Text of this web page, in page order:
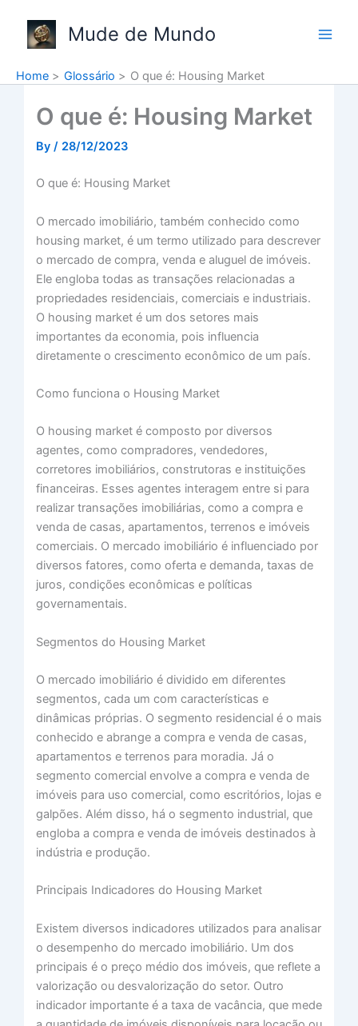
content
Mude de Mundo
Home Glossário O que é: Housing Market
O que é: Housing Market
By / 28/12/2023
O que é: Housing Market
O mercado imobiliário, também conhecido como
housing market, é um termo utilizado para descrever
o mercado de compra, venda e aluguel de imóveis.
Ele engloba todas as transações relacionadas a
propriedades residenciais, comerciais e industriais.
O housing market é um dos setores mais
importantes da economia, pois influencia
diretamente o crescimento econômico de um país.
Como funciona o Housing Market
O housing market é composto por diversos
agentes, como compradores, vendedores,
corretores imobiliários, construtoras e instituições
financeiras. Esses agentes interagem entre si para
realizar transações imobiliárias, como a compra e
venda de casas, apartamentos, terrenos e imóveis
comerciais. O mercado imobiliário é influenciado por
diversos fatores, como oferta e demanda, taxas de
juros, condições econômicas e políticas
governamentais.
Segmentos do Housing Market
O mercado imobiliário é dividido em diferentes
segmentos, cada um com características e
dinâmicas próprias. O segmento residencial é o mais
conhecido e abrange a compra e venda de casas,
apartamentos e terrenos para moradia. Já o
segmento comercial envolve a compra e venda de
imóveis para uso comercial, como escritórios, lojas e
galpões. Além disso, há o segmento industrial, que
engloba a compra e venda de imóveis destinados à
indústria e produção.
Principais Indicadores do Housing Market
Existem diversos indicadores utilizados para analisar
o desempenho do mercado imobiliário. Um dos
principais é o preço médio dos imóveis, que reflete a
valorização ou desvalorização do setor. Outro
indicador importante é a taxa de vacância, que mede